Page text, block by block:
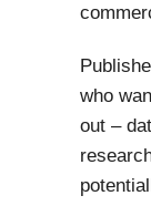
who
out –